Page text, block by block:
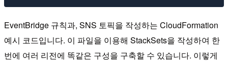
EventBridge 규칙과, SNS 토픽을 작성하는 CloudFormation
예시 코드입니다. 이 파일을 이용해 StackSets을 작성하여 한
번에 여러 리전에 똑같은 구성을 구축할 수 있습니다. 이렇게